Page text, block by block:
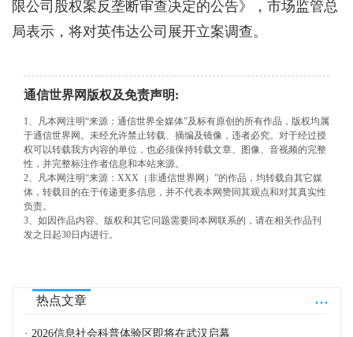
限公司股权案反垄断审查决定的公告》，市场监管总
局表示，将对英伟达公司展开立案调查。
通信世界网版权及免责声明:
1、凡本网注明“来源：通信世界全媒体”及标有原创的所有作品，版权均属
于通信世界网。未经允许禁止转载、摘编及镜像，违者必究。对于经过授
权可以转载我方内容的单位，也必须保持转载文章、图像、音视频的完整
性，并完整标注作者信息和本站来源。
2、凡本网注明“来源：XXX（非通信世界网）”的作品，均转载自其它媒
体，转载目的在于传递更多信息，并不代表本网赞同其观点和对其真实性
负责。
3、如因作品内容、版权和其它问题需要同本网联系的，请在相关作品刊
发之日起30日内进行。
...
热点文章
· 2026信息社会科普体验区即将在武汉启幕